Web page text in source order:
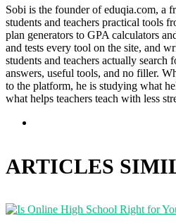
Sobi is the founder of eduqia.com, a
students and teachers practical tools
plan generators to GPA calculators
and tests every tool on the site, and
students and teachers actually search
answers, useful tools, and no filler.
to the platform, he is studying what
what helps teachers teach with less
ARTICLES